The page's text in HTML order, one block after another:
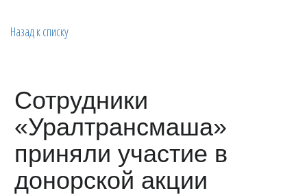
Назад к списку
Сотрудники
«Уралтрансмаша»
приняли участие в
донорской акции